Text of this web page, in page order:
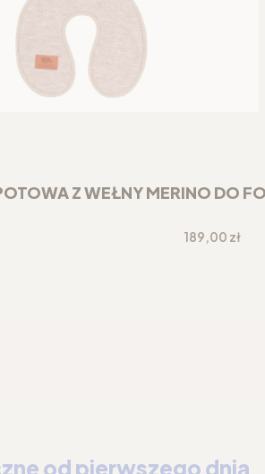
Z WEŁNY MERINO DO
Cena
189,00 zł
od pierwszego dnia